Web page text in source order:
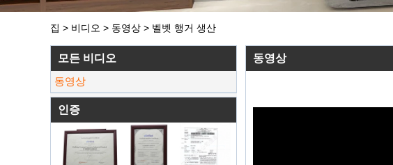
집 > 비디오 > 동영상 > 벨벳 행거 생산
모든 비디오
동영상
인증
동영상